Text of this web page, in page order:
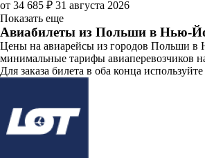
от 34 685 ₽ 31 августа 2026
Показать еще
Авиабилеты из Польши в Нью-
Цены на авиарейсы из городов Польши
минимальные тарифы авиаперевозчиков
Для заказа билета в оба конца используйте